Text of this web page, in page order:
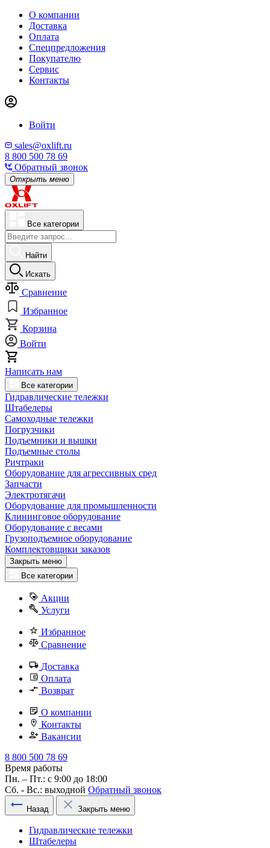
О компании
Доставка
Оплата
Спецпредложения
Покупателю
Сервис
Контакты
Войти
sales@oxlift.ru
8 800 500 78 69
Обратный звонок
Открыть меню
Все категории
Найти
Искать
Сравнение
Избранное
Корзина
Войти
Написать нам
Все категории
Гидравлические тележки
Штабелеры
Самоходные тележки
Погрузчики
Подъемники и вышки
Подъемные столы
Ричтраки
Оборудование для агрессивных сред
Запчасти
Электротягачи
Оборудование для промышленности
Клининговое оборудование
Оборудование с весами
Грузоподъемное оборудование
Комплектовщики заказов
Закрыть меню
Все категории
Акции
Услуги
Избранное
Сравнение
Доставка
Оплата
Возврат
О компании
Контакты
Вакансии
8 800 500 78 69
Время работы
Пн. – Пт.: с 9:00 до 18:00
Сб. - Вс.: выходной Обратный звонок
Назад Закрыть меню
Гидравлические тележки
Штабелеры